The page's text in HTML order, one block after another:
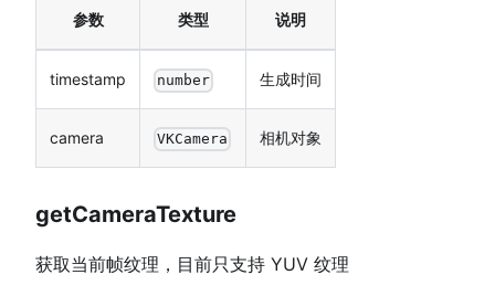
参数 类型 说明
timestamp number 生成时间
camera VKCamera 相机对象
getCameraTexture
获取当前帧纹理，目前只支持 YUV 纹理